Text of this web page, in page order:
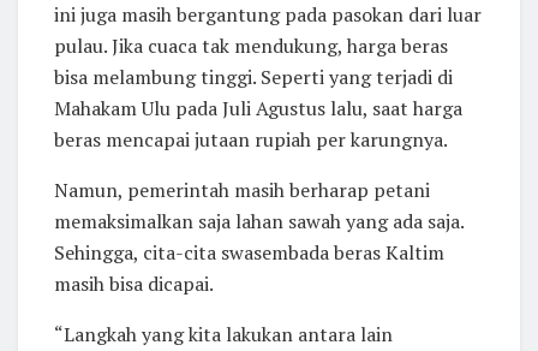
ini juga masih bergantung pada pasokan dari luar
pulau. Jika cuaca tak mendukung, harga beras
bisa melambung tinggi. Seperti yang terjadi di
Mahakam Ulu pada Juli Agustus lalu, saat harga
beras mencapai jutaan rupiah per karungnya.
Namun, pemerintah masih berharap petani
memaksimalkan saja lahan sawah yang ada saja.
Sehingga, cita-cita swasembada beras Kaltim
masih bisa dicapai.
“Langkah yang kita lakukan antara lain